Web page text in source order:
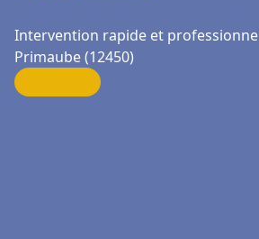
Intervention rapide et
Primaube (12450)